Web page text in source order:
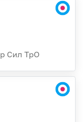
Сил ТрО